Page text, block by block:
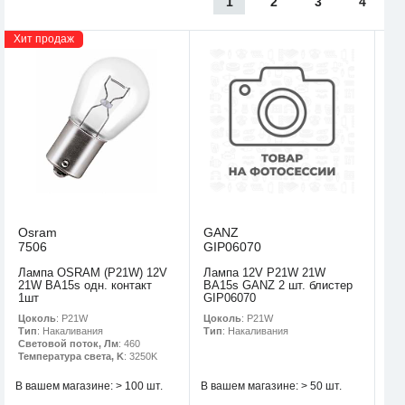
Хит продаж
Osram
7506
Лампа OSRAM (P21W) 12V
21W BA15s одн. контакт
1шт
Цоколь: P21W
Тип: Накаливания
Световой поток, Лм: 460
Температура света, K: 3250K
В вашем магазине: > 100 шт.
GANZ
GIP06070
Лампа 12V P21W 21W
BA15s GANZ 2 шт. блистер
GIP06070
Цоколь: P21W
Тип: Накаливания
В вашем магазине: > 50 шт.